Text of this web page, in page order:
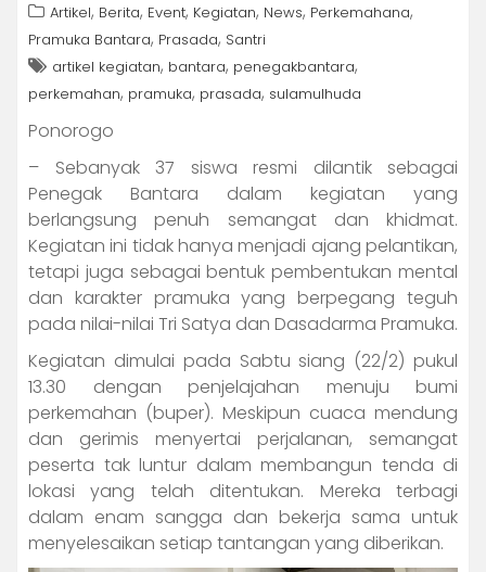
Artikel, Berita, Event, Kegiatan, News, Perkemahana,
Pramuka Bantara, Prasada, Santri
artikel kegiatan, bantara, penegakbantara,
perkemahan, pramuka, prasada, sulamulhuda
Ponorogo
– Sebanyak 37 siswa resmi dilantik sebagai
Penegak Bantara dalam kegiatan yang
berlangsung penuh semangat dan khidmat.
Kegiatan ini tidak hanya menjadi ajang pelantikan,
tetapi juga sebagai bentuk pembentukan mental
dan karakter pramuka yang berpegang teguh
pada nilai-nilai Tri Satya dan Dasadarma Pramuka.
Kegiatan dimulai pada Sabtu siang (22/2) pukul
13.30 dengan penjelajahan menuju bumi
perkemahan (buper). Meskipun cuaca mendung
dan gerimis menyertai perjalanan, semangat
peserta tak luntur dalam membangun tenda di
lokasi yang telah ditentukan. Mereka terbagi
dalam enam sangga dan bekerja sama untuk
menyelesaikan setiap tantangan yang diberikan.